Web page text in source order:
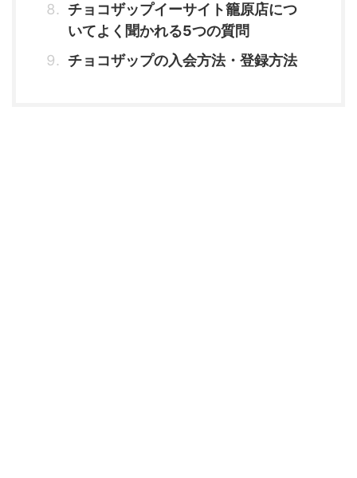
チョコザップイーサイト籠原店につ
いてよく聞かれる5つの質問
チョコザップの入会方法・登録方法